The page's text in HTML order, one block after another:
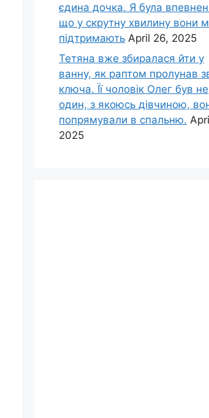
єдина дочка. Я була
що у скрутну хвилину вони
підтримають April 26, 2025
Тетяна вже збиралася йти у
ванну, як раптом пролунав
ключа. Її чоловік Олег був не
один, з якоюсь дівчиною,
попрямували в спальню.
2025